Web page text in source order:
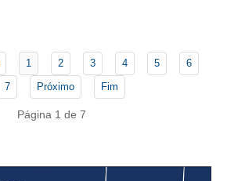
1 2 3 4 5
6
7
Próximo Fim
Página 1 de 7